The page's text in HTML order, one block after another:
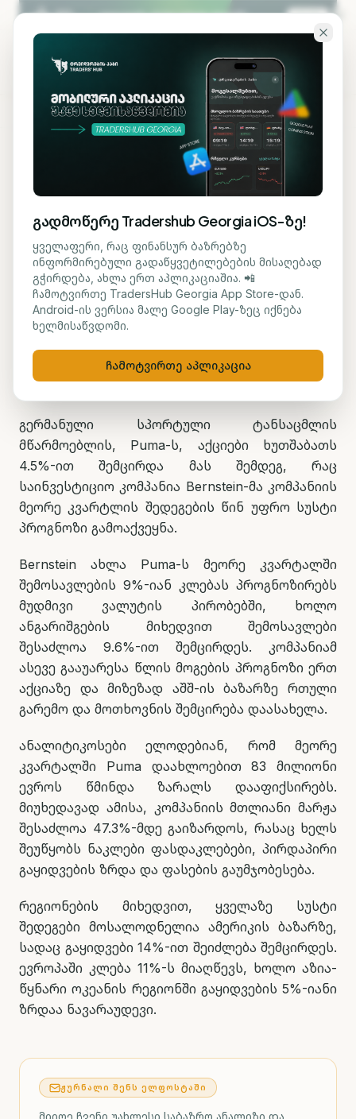
გადადი ძირითად შინაარსზე
KA EN
ᲡᲐᲤᲝᲜᲓᲝ
Puma-ს აქციები Bernstein-
ის ნეგატიური პროგნოზის
ფონზე დაეცა
ნუცა ტყეშელაშვილი 23 ივნისი, 2026 2 წთ კითხვა
გერმანული სპორტული ტანსაცმლის
მწარმოებლის, Puma-ს, აქციები ხუთშაბათს
4.5%-ით შემცირდა მას შემდეგ, რაც
საინვესტიციო კომპანია Bernstein-მა კომპანიის
მეორე კვარტლის შედეგების წინ უფრო სუსტი
პროგნოზი გამოაქვეყნა.
Bernstein ახლა Puma-ს მეორე კვარტალში
შემოსავლების 9%-იან კლებას პროგნოზირებს
მუდმივი ვალუტის პირობებში, ხოლო
ანგარიშგების მიხედვით შემოსავლები
შესაძლოა 9.6%-ით შემცირდეს. კომპანიამ
ასევე გააუარესა წლის მოგების პროგნოზი ერთ
აქციაზე და მიზეზად აშშ-ის ბაზარზე რთული
გარემო და მოთხოვნის შემცირება დაასახელა.
ანალიტიკოსები ელოდებიან, რომ მეორე
კვარტალში Puma დაახლოებით 83 მილიონი
ევროს წმინდა ზარალს დააფიქსირებს.
მიუხედავად ამისა, კომპანიის მთლიანი მარჟა
შესაძლოა 47.3%-მდე გაიზარდოს, რასაც ხელს
შეუწყობს ნაკლები ფასდაკლებები, პირდაპირი
გაყიდვების ზრდა და ფასების გაუმჯობესება.
რეგიონების მიხედვით, ყველაზე სუსტი
შედეგები მოსალოდნელია ამერიკის ბაზარზე,
სადაც გაყიდვები 14%-ით შეიძლება შემცირდეს.
ევროპაში კლება 11%-ს მიაღწევს, ხოლო აზია-
წყნარი ოკეანის რეგიონში გაყიდვების 5%-იანი
ზრდაა ნავარაუდევი.
ᲟᲣᲠᲜᲐᲚᲘ ᲨᲔᲜᲡ ᲔᲚᲤᲝᲡᲢᲐᲨᲘ
მიიღე ჩვენი უახლესი საბაზრო ანალიზი და
გადმოწერე Tradershub Georgia iOS-ზე!
ყველაფერი, რაც ფინანსურ ბაზრებზე
ინფორმირებული გადაწყვეტილებების მისაღებად
გჭირდება, ახლა ერთ აპლიკაციაშია. 📲
ჩამოტვირთე TradersHub Georgia App Store-დან.
Android-ის ვერსია მალე Google Play-ზეც იქნება
ხელმისაწვდომი.
ჩამოტვირთე აპლიკაცია